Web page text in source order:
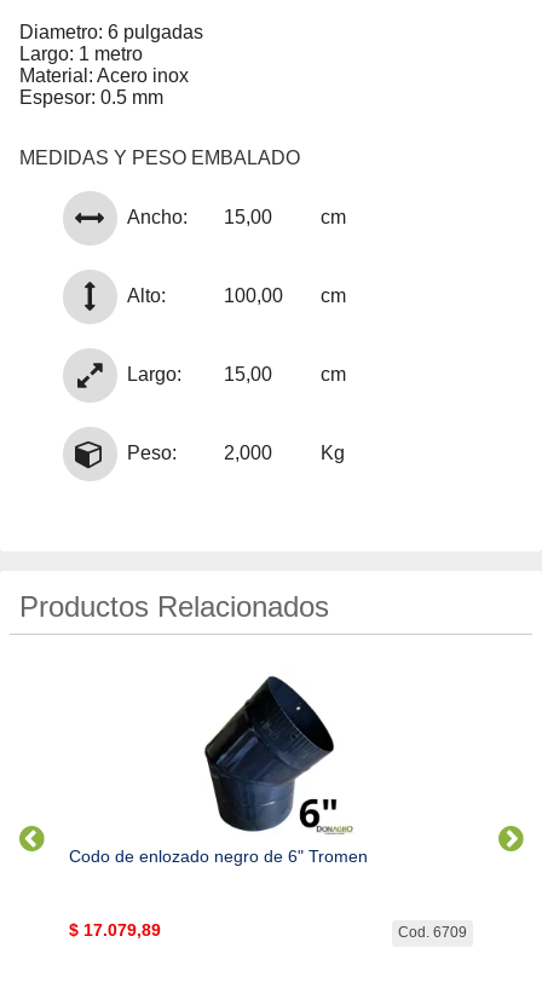
Diametro: 6 pulgadas
Largo: 1 metro
Material: Acero inox
Espesor: 0.5 mm
MEDIDAS Y PESO EMBALADO
Ancho: 15,00 cm
Alto: 100,00 cm
Largo: 15,00 cm
Peso: 2,000 Kg
Productos Relacionados
Codo de enlozado negro de 6" Tromen
Cod. 6709
$ 17.079,89